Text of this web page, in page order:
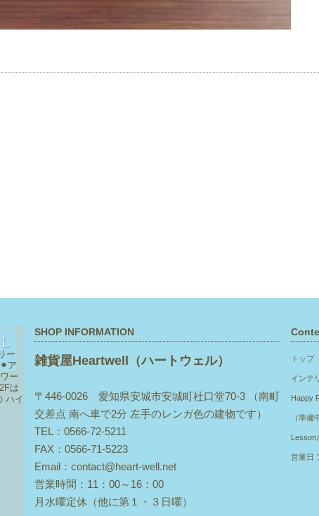
ー
⚫︎ア
ー
は
ハイ
SHOP INFORMATION
雑貨屋Heartwell（ハートウェル）
〒446-0026 愛知県安城市安城町社口堂70-3 （南町
交差点 南へ車で2分 左手のレンガ色の建物です）
TEL：0566-72-5211
FAX：0566-71-5223
Email：contact@heart-well.net
営業時間：11：00～16：00
月水曜定休（他に第１・３日曜）
トップ
インテ
Happy
（準備
Lesson
営業日